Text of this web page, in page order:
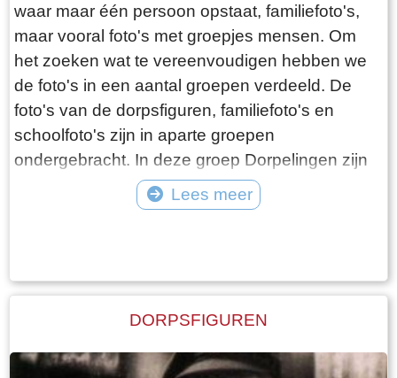
waar maar één persoon opstaat, familiefoto's,
maar vooral foto's met groepjes mensen. Om
het zoeken wat te vereenvoudigen hebben we
de foto's in een aantal groepen verdeeld. De
foto's van de dorpsfiguren, familiefoto's en
schoolfoto's zijn in aparte groepen
ondergebracht. In deze groep Dorpelingen zijn
de overige foto's opgenomen, waaronder twee
speciale groepen, namelijk de lotelingen en de
kan dit beter met de zoekfunctie die in de
daar dan getoond.
Lees meer
DORPSFIGUREN